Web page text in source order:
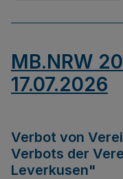
MB.NRW
17.07.2026
Verbot von
Verbots der
Leverkusen"